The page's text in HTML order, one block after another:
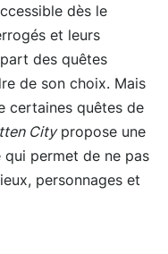
dès le
et leurs
des quêtes
de son choix. Mais
certaines quêtes de
Citypropose une
qui permet de ne pas
personnages et